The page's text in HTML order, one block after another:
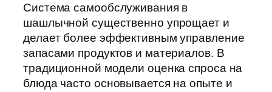
Система самообслуживания в
шашлычной существенно упрощает и
делает более эффективным управление
запасами продуктов и материалов. В
традиционной модели оценка спроса на
блюда часто основывается на опыте и